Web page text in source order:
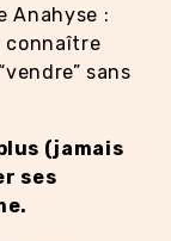
Anahyse :
connaître
sans
(jamais
ses